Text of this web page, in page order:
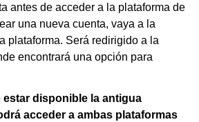
antes de acceder a la plataforma de
una nueva cuenta, vaya a la
plataforma. Será redirigido a la
encontrará una opción para
estar disponible la antigua
acceder a ambas plataformas